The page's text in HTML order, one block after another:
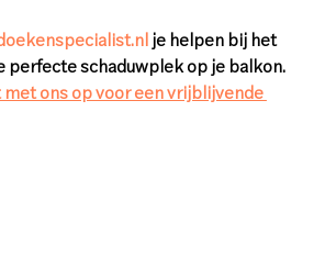
je helpen bij het
perfecte schaduwplek op je balkon.
ons op voor een vrijblijvende